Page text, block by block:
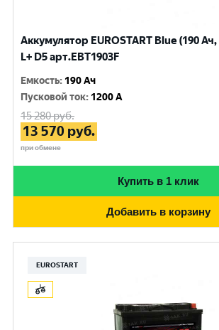
Аккумулятор EUROSTART Blue (190
L+ D5 арт.EBT1903F
Емкость: 190 Ач
Пусковой ток: 1200 A
15 280руб.
13 570 руб.
при обмене
Купить в 1 клик
Добавить в корзину
EUROSTART